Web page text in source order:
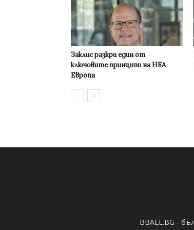
Заклис разкри един от
ключовите принципи на НБА
Европа
BBALL.BG -